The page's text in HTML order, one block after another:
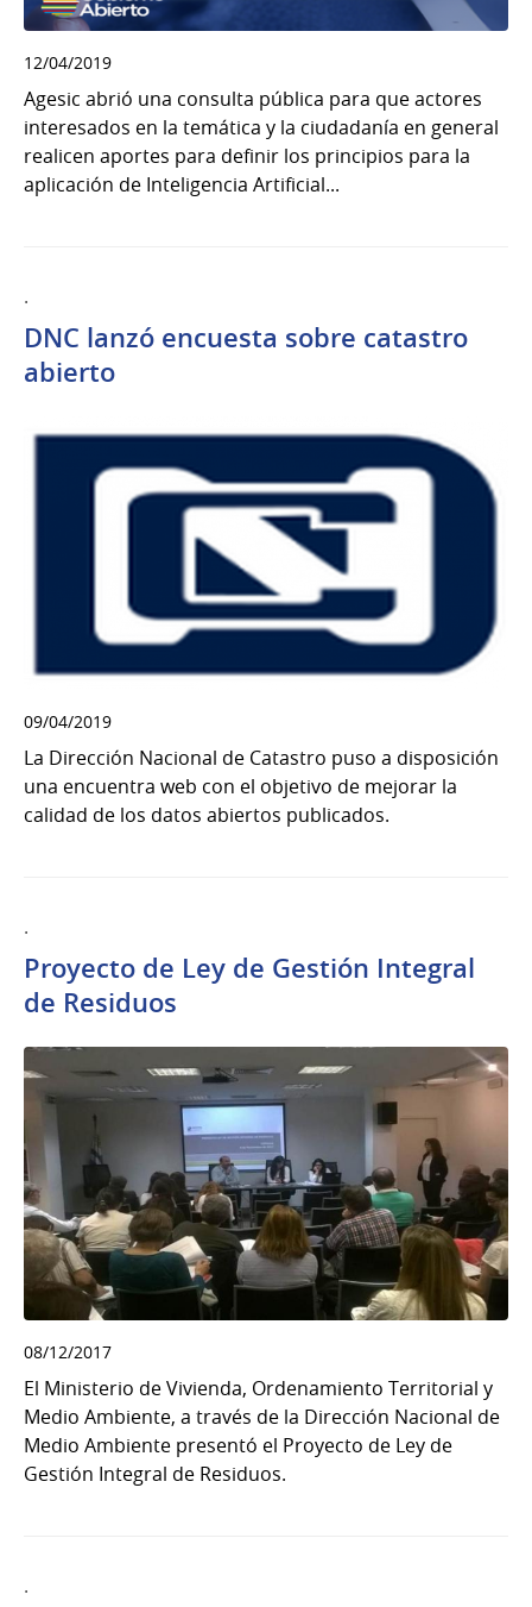
12/04/2019
Agesic abrió una consulta pública para que actores
interesados en la temática y la ciudadanía en general
realicen aportes para definir los principios para la
aplicación de Inteligencia Artificial...
.
DNC lanzó encuesta sobre catastro
abierto
09/04/2019
La Dirección Nacional de Catastro puso a disposición
una encuentra web con el objetivo de mejorar la
calidad de los datos abiertos publicados.
.
Proyecto de Ley de Gestión Integral
de Residuos
08/12/2017
El Ministerio de Vivienda, Ordenamiento Territorial y
Medio Ambiente, a través de la Dirección Nacional de
Medio Ambiente presentó el Proyecto de Ley de
Gestión Integral de Residuos.
.